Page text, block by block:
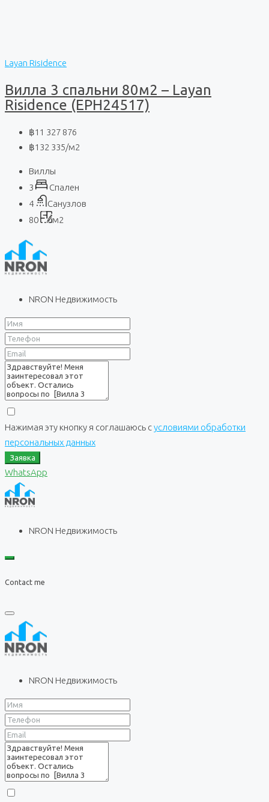
Layan Risidence
Вилла 3 спальни 80м2 – Layan
Risidence (EPH24517)
฿11 327 876
฿132 335/м2
Виллы
3
Спален
4
Санузлов
80
м2
NRON Недвижимость
Нажимая эту кнопку я соглашаюсь сусловиями обработки
персональных данных
Заявка
WhatsApp
NRON Недвижимость
Contact me
NRON Недвижимость